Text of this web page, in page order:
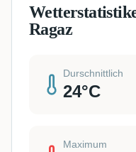
Ragaz
Durschnittlich
24°C
Maximum